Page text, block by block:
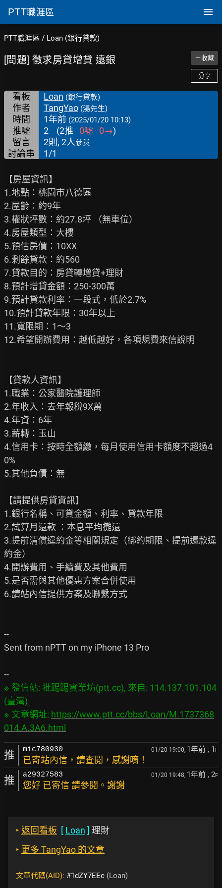
PTT職涯區
PTT職涯區 / Loan (銀行貸款)
[問題] 徵求房貸增貸 遠銀 ＋收藏
分享
看板 Loan (銀行貸款)
作者 TangYao (湯先生)
時間 1年前 (2025/01/20 10:13)
推噓 2 (2推 0噓 0→)
留言
2則, 2人參與
討論串 1/1
【房屋資訊】
1.地點：桃園市八德區
2.屋齡：約9年
3.權狀坪數：約27.8坪 （無車位）
4.房屋類型：大樓
5.預估房價：10XX
6.剩餘貸款：約560
7.貸款目的：房貸轉增貸+理財
8.預計增貸金額：250-300萬
9.預計貸款利率：一段式，低於2.7%
10.預計貸款年限：30年以上
11.寬限期：1～3
12.希望開辦費用：越低越好，各項規費來信說明
【貸款人資訊】
1.職業：公家醫院護理師
2.年收入：去年報稅9X萬
4.年資：6年
3.薪轉：玉山
4.信用卡：按時全額繳，每月使用信用卡額度不超過4
0%
5.其他負債：無
【請提供房貸資訊】
1.銀行名稱、可貸金額、利率、貸款年限
2.試算月還款 ：本息平均攤還
3.提前清償違約金等相關規定（綁約期限、提前還款違
約金）
4.開辦費用、手續費及其他費用
5.是否需與其他優惠方案合併使用
6.請站內信提供方案及聯繫方式
--
Sent from nPTT on my iPhone 13 Pro
※ 發信站: 批踢踢實業坊(ptt.cc), 來自: 114.137.101.104
(臺灣)
※ 文章網址: https://www.ptt.cc/bbs/Loan/M.1737368
014.A.3A6.html
推 mic780930 01/20 19:00, 1年前 , 1 F
已寄站內信，請查閱，感謝唷！
推 a29327583 01/20 19:48, 1年前 , 2F
您好 已寄信 請參閱。謝謝
‣ 返回看板 [ Loan ] 理財
‣ 更多 TangYao 的文章
文章代碼(AID): #1dZY7EEc (Loan)